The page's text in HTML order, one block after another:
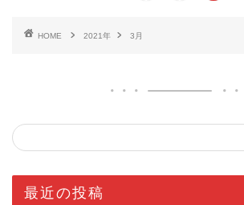
HOME 2021年 3月
最近の投稿